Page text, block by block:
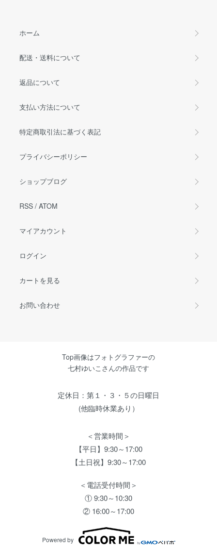
ホーム
配送・送料について
返品について
支払い方法について
特定商取引法に基づく表記
プライバシーポリシー
ショップブログ
RSS / ATOM
マイアカウント
ログイン
カートを見る
お問い合わせ
Top画像はフォトグラファーの
七村ゆいこさんの作品です
定休日：第１・３・５の日曜日
(他臨時休業あり）
＜営業時間＞
【平日】9:30～17:00
【土日祝】9:30～17:00
＜電話受付時間＞
① 9:30～10:30
② 16:00～17:00
Powered by